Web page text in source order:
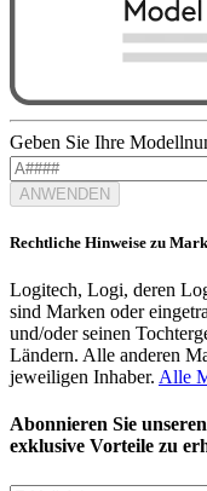
Geben Sie Ihre
ANWENDEN
Rechtliche Hinweise zu
Logitech, Logi, deren
sind Marken oder
und/oder seinen
Ländern. Alle anderen
jeweiligen Inhaber. Alle
Abonnieren Sie
exklusive Vorteile zu